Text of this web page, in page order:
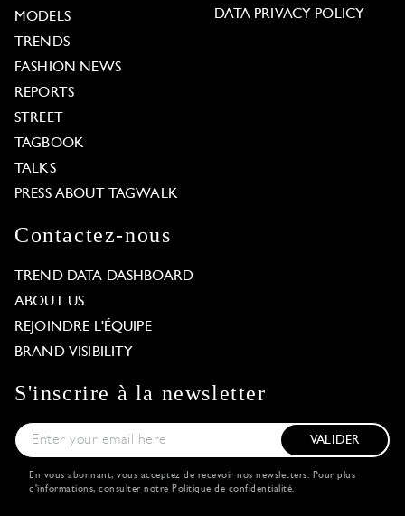
MODELS
TRENDS
FASHION NEWS
REPORTS
STREET
TAGBOOK
TALKS
PRESS ABOUT TAGWALK
DATA PRIVACY POLICY
Contactez-nous
TREND DATA DASHBOARD
ABOUT US
REJOINDRE L'ÉQUIPE
BRAND VISIBILITY
S'inscrire à la newsletter
VALIDER
En vous abonnant, vous acceptez de recevoir nos newsletters. Pour plus
d'informations, consulter notre Politique de confidentialité.